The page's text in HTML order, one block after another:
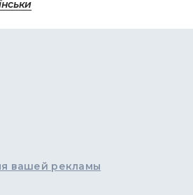
вашей рекламы